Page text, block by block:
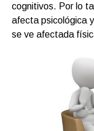
cognitivos. Por lo
afecta psicológica
se ve afectada